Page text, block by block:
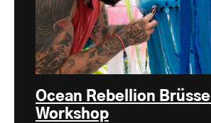
Ocean Rebellion Brüssel
Workshop